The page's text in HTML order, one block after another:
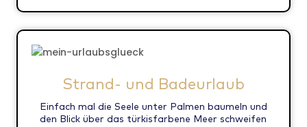
Strand- und Badeurlaub
Einfach mal die Seele unter Palmen baumeln und
den Blick über das türkisfarbene Meer schweifen